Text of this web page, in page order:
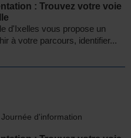
: Trouvez votre voie
d'Ixelles vous propose un
à votre parcours, identifier...
Journée d'information